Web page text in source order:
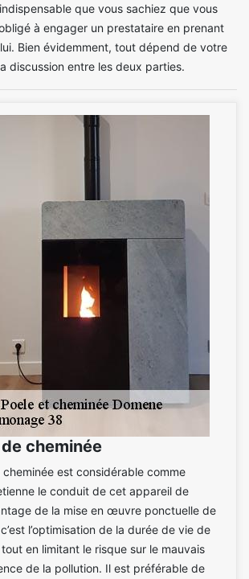
que vous sachiez que vous
à engager un prestataire en prenant
Bien évidemment, tout dépend de votre
discussion entre les deux parties.
cheminée
est considérable comme
le conduit de cet appareil de
de la mise en œuvre ponctuelle de
l’optimisation de la durée de vie de
en limitant le risque sur le mauvais
de la pollution. Il est préférable de